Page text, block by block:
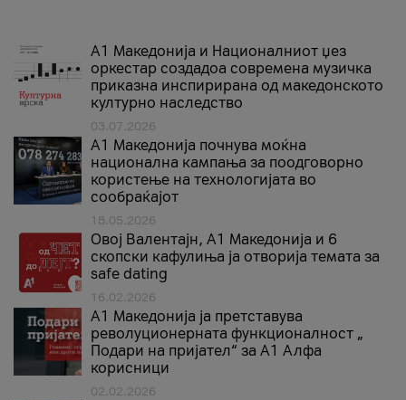
А1 Македонија и Националниот џез
оркестар создадоа современа музичка
приказна инспирирана од македонското
културно наследство
03.07.2026
A1 Македонија почнува моќна
национална кампања за поодговорно
користење на технологијата во
сообраќајот
18.05.2026
Овој Валентајн, A1 Македонија и 6
скопски кафулиња ја отворија темата за
safe dating
16.02.2026
А1 Македонија ја претставува
револуционерната функционалност „
Подари на пријател“ за А1 Алфа
корисници
02.02.2026